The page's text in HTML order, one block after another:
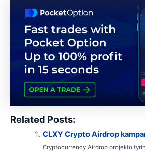
Related Posts:
CLXY Crypto Airdrop
Cryptocurrency Airdrop projekto